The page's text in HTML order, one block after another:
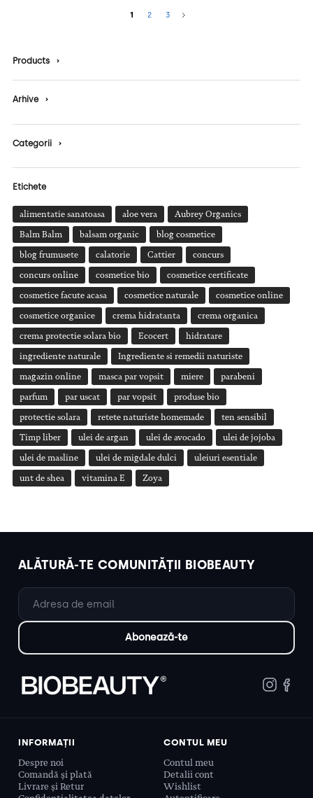
1 2 3
Products ›
Arhive ›
Categorii ›
Etichete
alimentatie sanatoasa aloe vera Aubrey Organics
Balm Balm balsam organic blog cosmetice
blog frumusete calatorie Cattier concurs
concurs online cosmetice bio cosmetice certificate
cosmetice facute acasa cosmetice naturale cosmetice online
cosmetice organice crema hidratanta crema organica
crema protectie solara bio Ecocert hidratare
ingrediente naturale Ingrediente si remedii naturiste
magazin online masca par vopsit miere parabeni
parfum par uscat par vopsit produse bio
protectie solara retete naturiste homemade ten sensibil
Timp liber ulei de argan ulei de avocado ulei de jojoba
ulei de masline ulei de migdale dulci uleiuri esentiale
unt de shea vitamina E Zoya
ALĂTURĂ-TE COMUNITĂȚII BIOBEAUTY
INFORMAȚII
Despre noi
Comandă și plată
Livrare și Retur
CONTUL MEU
Contul meu
Detalii cont
Wishlist